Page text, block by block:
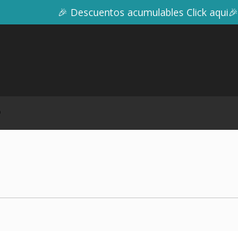
🎉 Descuentos acumulables Click aqui🎉